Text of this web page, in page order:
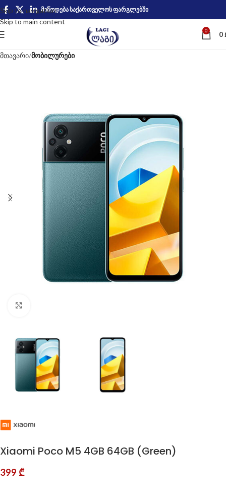
Skip to navigation
Skip to main content
მიწოდება საქართველოს ფარგლებში
0 0
მთავარი მობილურები
Xiaomi Poco M5 4GB 64GB (Green)
399 ₾